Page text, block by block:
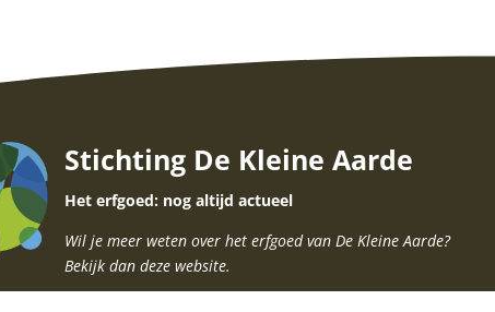
Stichting De Kleine Aarde
Het erfgoed: nog altijd actueel
Wil je meer weten over het erfgoed van De Kleine Aarde?
Bekijk dan deze website.